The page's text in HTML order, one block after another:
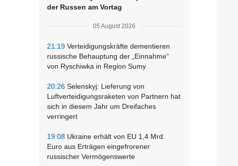
der Russen am Vortag
05 August 2026
21:19 Verteidigungskräfte dementieren
russische Behauptung der „Einnahme“
von Ryschiwka in Region Sumy
20:26 Selenskyj: Lieferung von
Luftverteidigungsraketen von Partnern hat
sich in diesem Jahr um Dreifaches
verringert
19:08 Ukraine erhält von EU 1,4 Mrd.
Euro aus Erträgen eingefrorener
russischer Vermögenswerte